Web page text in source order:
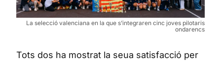
La selecció valenciana en la que s’integraren cinc joves pilotaris
ondarencs
Tots dos ha mostrat la seua satisfacció per